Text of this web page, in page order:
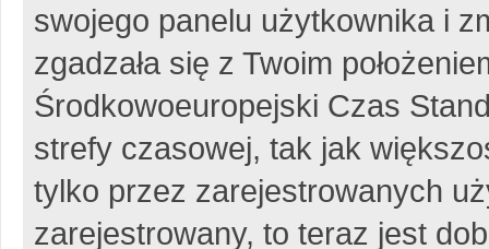
swojego panelu użytkownika i
zgadzała się z Twoim
Środkowoeuropejski Czas
strefy czasowej, tak jak
tylko przez zarejestrowanych
zarejestrowany, to teraz jest